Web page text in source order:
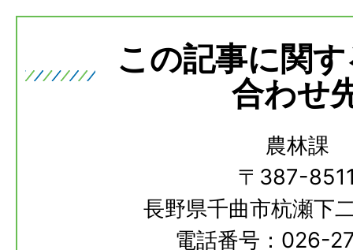
この記事に関
合わせ
農林課
〒387-
長野県千曲市杭瀬下
電話番号：026-